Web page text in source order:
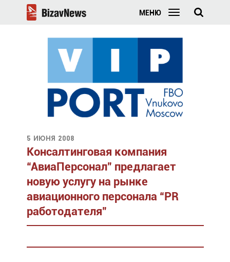
МЕНЮ
5 июня 2008
Консалтинговая компания
“АвиаПерсонал” предлагает
новую услугу на рынке
авиационного персонала “PR
работодателя”